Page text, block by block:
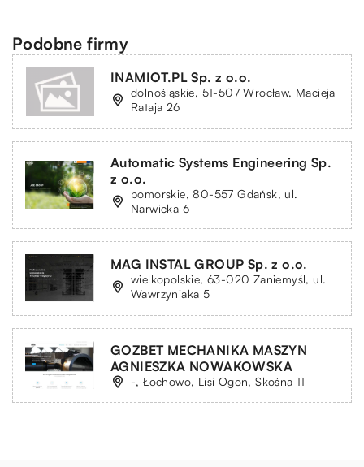
Podobne firmy
INAMIOT.PL Sp. z o.o.
dolnośląskie, 51-507 Wrocław, Macieja
Rataja 26
Automatic Systems Engineering Sp.
z o.o.
pomorskie, 80-557 Gdańsk, ul.
Narwicka 6
MAG INSTAL GROUP Sp. z o.o.
wielkopolskie, 63-020 Zaniemyśl, ul.
Wawrzyniaka 5
GOZBET MECHANIKA MASZYN
AGNIESZKA NOWAKOWSKA
-, Łochowo, Lisi Ogon, Skośna 11